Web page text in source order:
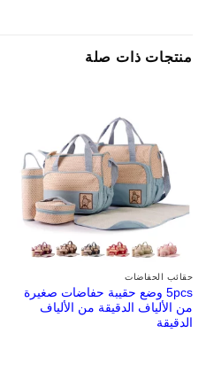
منتجات ذات صلة
حقائب الحفاضات
5pcs وضع حقيبة حفاضات صغيرة
من الألياف الدقيقة من الألياف
الدقيقة